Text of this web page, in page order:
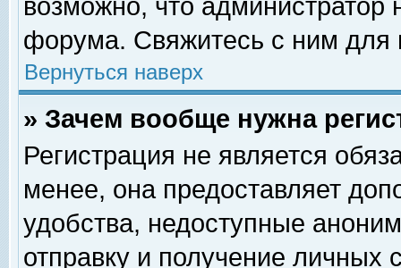
возможно, что
форума. Свяжитесь с ним для
Вернуться наверх
» Зачем вообще нужна
Регистрация не является
менее, она предоставляет
удобства, недоступные
отправку и получение личных